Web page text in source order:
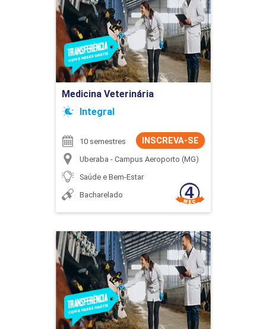
Medicina Veterinária
Integral
INSCREVA-SE
10 semestres
Uberaba - Campus Aeroporto (MG)
Saúde e Bem-Estar
Bacharelado
Detalhes do curso
Ir para Inscrição
Medicina Veterinária
Detalhes do curso
Ir para Inscrição